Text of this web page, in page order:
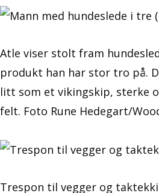
Atle viser stolt fram
produkt han har stor tro på.
litt som et vikingskip, sterke
felt. Foto Rune Hedegart/
Trespon til vegger og